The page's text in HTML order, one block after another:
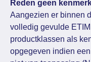
Reden geen
Aangezien er binnen
volledig gevulde
productklassen als
opgegeven indien